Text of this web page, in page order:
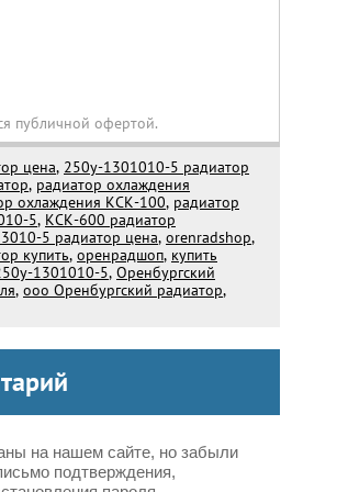
публичной офертой.
цена, 250у-1301010-5 радиатор
, радиатор охлаждения
охлаждения КСК-100, радиатор
5, КСК-600 радиатор
5 радиатор цена, orenradshop,
купить, оренрадшоп, купить
1301010-5, Оренбургский
, ооо Оренбургский радиатор,
на нашем сайте, но забыли
подтверждения,